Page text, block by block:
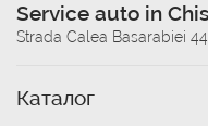
Service auto in
Strada Calea Basarabiei 44
Каталог